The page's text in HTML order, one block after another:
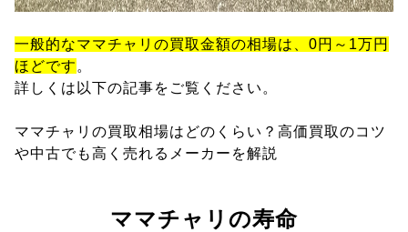
一般的なママチャリの買取金額の相場は、0円～1万円
ほどです 。
詳しくは以下の記事をご覧ください。
ママチャリの買取相場はどのくらい？高価買取のコツ
や中古でも高く売れるメーカーを解説
ママチャリの寿命